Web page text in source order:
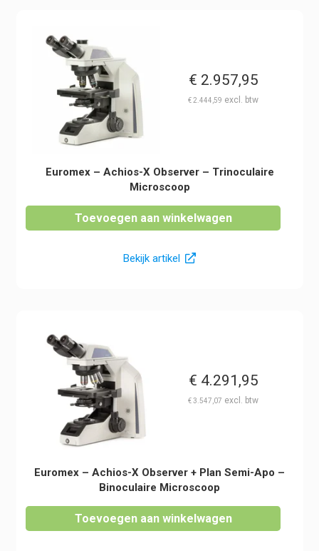
€ 2.957,95
€2.444,59
Euromex – Achios-X Observer – Trinoculaire
Microscoop
Toevoegen aan winkelwagen
Bekijk artikel
€ 4.291,95
€3.547,07
Euromex – Achios-X Observer + Plan Semi-Apo –
Binoculaire Microscoop
Toevoegen aan winkelwagen